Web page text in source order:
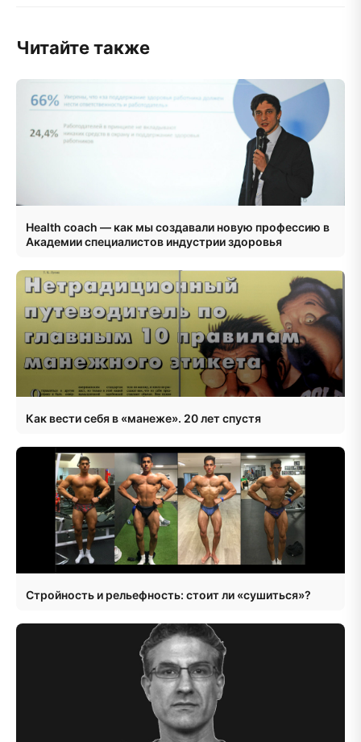
Читайте также
Health coach — как мы создавали новую профессию в
Академии специалистов индустрии здоровья
Как вести себя в «манеже». 20 лет спустя
Стройность и рельефность: стоит ли «сушиться»?